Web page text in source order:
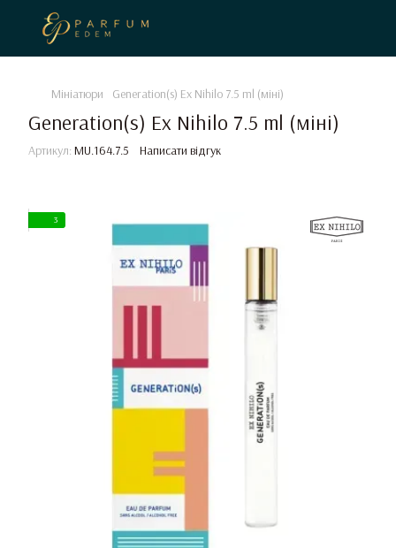
Мініатюри Generation(s) Ex Nihilo 7.5 ml (міні)
Generation(s) Ex Nihilo 7.5 ml (міні)
Артикул: MU.164.7.5 Написати відгук
3